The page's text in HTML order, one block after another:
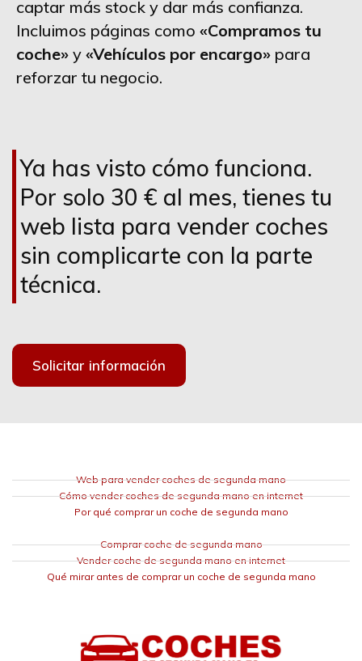
captar más stock y dar más confianza.
Incluimos páginas como «Compramos tu
coche» y «Vehículos por encargo» para
reforzar tu negocio.
Ya has visto cómo funciona.
Por solo 30 € al mes, tienes tu
web lista para vender coches
sin complicarte con la parte
técnica.
Solicitar información
Web para vender coches de segunda mano
Cómo vender coches de segunda mano en internet
Por qué comprar un coche de segunda mano
Comprar coche de segunda mano
Vender coche de segunda mano en internet
Qué mirar antes de comprar un coche de segunda mano